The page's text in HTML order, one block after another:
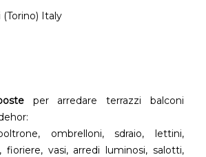
Italy
per arredare terrazzi balconi
ombrelloni, sdraio, lettini,
vasi, arredi luminosi, salotti,